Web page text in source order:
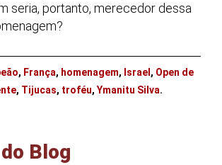
seria, portanto, merecedor dessa
, França, homenagem, Israel , Open de
, Tijucas, troféu, Ymanitu Silva.
Blog